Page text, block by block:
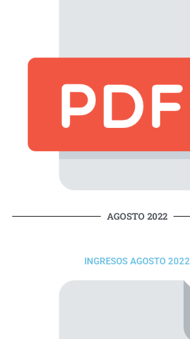
AGOSTO 2022
INGRESOS AGOSTO 2022